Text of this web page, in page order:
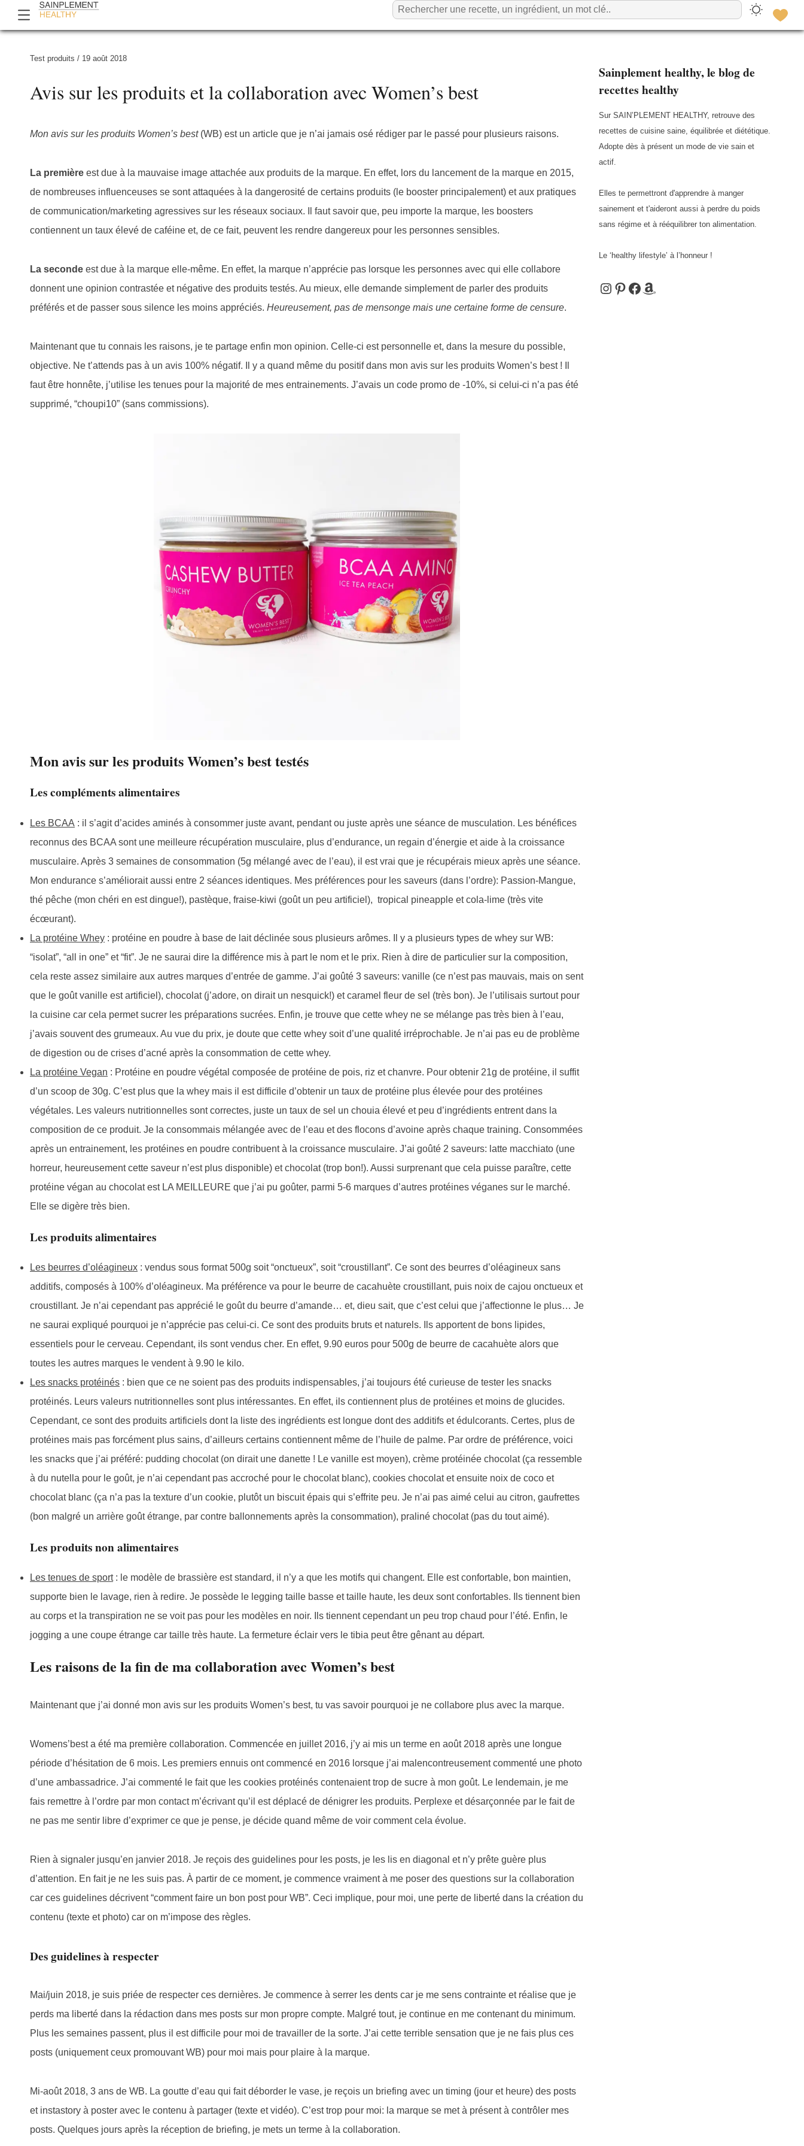
Test produits / 19 août 2018
Avis sur les produits et la collaboration avec Women’s best
Mon avis sur les produits Women’s best(WB) est un article que je n’ai jamais osé rédiger par le passé pour plusieurs raisons.
La première est due à la mauvaise image attachée aux produits de la marque. En effet, lors du lancement de la marque en 2015,
de nombreuses influenceuses se sont attaquées à la dangerosité de certains produits (le booster principalement) et aux pratiques
de communication/marketing agressives sur les réseaux sociaux. Il faut savoir que, peu importe la marque, les boosters
contiennent un taux élevé de caféine et, de ce fait, peuvent les rendre dangereux pour les personnes sensibles.
La seconde est due à la marque elle-même. En effet, la marque n’apprécie pas lorsque les personnes avec qui elle collabore
donnent une opinion contrastée et négative des produits testés. Au mieux, elle demande simplement de parler des produits
préférés et de passer sous silence les moins appréciés. Heureusement, pas de mensonge mais une certaine forme de censure.
Maintenant que tu connais les raisons, je te partage enfin mon opinion. Celle-ci est personnelle et, dans la mesure du possible,
objective. Ne t’attends pas à un avis 100% négatif. Il y a quand même du positif dans mon avis sur les produits Women’s best ! Il
faut être honnête, j’utilise les tenues pour la majorité de mes entrainements. J’avais un code promo de -10%, si celui-ci n’a pas été
supprimé, “choupi10” (sans commissions).
Mon avis sur les produits Women’s best testés
Les compléments alimentaires
Les BCAA : il s’agit d’acides aminés à consommer juste avant, pendant ou juste après une séance de musculation. Les bénéfices
reconnus des BCAA sont une meilleure récupération musculaire, plus d’endurance, un regain d’énergie et aide à la croissance
musculaire. Après 3 semaines de consommation (5g mélangé avec de l’eau), il est vrai que je récupérais mieux après une séance.
Mon endurance s’améliorait aussi entre 2 séances identiques. Mes préférences pour les saveurs (dans l’ordre): Passion-Mangue,
thé pêche (mon chéri en est dingue!), pastèque, fraise-kiwi (goût un peu artificiel), tropical pineapple et cola-lime (très vite
écœurant).
La protéine Whey : protéine en poudre à base de lait déclinée sous plusieurs arômes. Il y a plusieurs types de whey sur WB:
“isolat”, “all in one” et “fit”. Je ne saurai dire la différence mis à part le nom et le prix. Rien à dire de particulier sur la composition,
cela reste assez similaire aux autres marques d’entrée de gamme. J’ai goûté 3 saveurs: vanille (ce n’est pas mauvais, mais on sent
que le goût vanille est artificiel), chocolat (j’adore, on dirait un nesquick!) et caramel fleur de sel (très bon). Je l’utilisais surtout pour
la cuisine car cela permet sucrer les préparations sucrées. Enfin, je trouve que cette whey ne se mélange pas très bien à l’eau,
j’avais souvent des grumeaux. Au vue du prix, je doute que cette whey soit d’une qualité irréprochable. Je n’ai pas eu de problème
de digestion ou de crises d’acné après la consommation de cette whey.
La protéine Vegan : Protéine en poudre végétal composée de protéine de pois, riz et chanvre. Pour obtenir 21g de protéine, il suffit
d’un scoop de 30g. C’est plus que la whey mais il est difficile d’obtenir un taux de protéine plus élevée pour des protéines
végétales. Les valeurs nutritionnelles sont correctes, juste un taux de sel un chouia élevé et peu d’ingrédients entrent dans la
composition de ce produit. Je la consommais mélangée avec de l’eau et des flocons d’avoine après chaque training. Consommées
après un entrainement, les protéines en poudre contribuent à la croissance musculaire. J’ai goûté 2 saveurs: latte macchiato (une
horreur, heureusement cette saveur n’est plus disponible) et chocolat (trop bon!). Aussi surprenant que cela puisse paraître, cette
protéine végan au chocolat est LA MEILLEURE que j’ai pu goûter, parmi 5-6 marques d’autres protéines véganes sur le marché.
Elle se digère très bien.
Les produits alimentaires
Les beurres d’oléagineux : vendus sous format 500g soit “onctueux”, soit “croustillant”. Ce sont des beurres d’oléagineux sans
additifs, composés à 100% d’oléagineux. Ma préférence va pour le beurre de cacahuète croustillant, puis noix de cajou onctueux et
croustillant. Je n’ai cependant pas apprécié le goût du beurre d’amande… et, dieu sait, que c’est celui que j’affectionne le plus… Je
ne saurai expliqué pourquoi je n’apprécie pas celui-ci. Ce sont des produits bruts et naturels. Ils apportent de bons lipides,
essentiels pour le cerveau. Cependant, ils sont vendus cher. En effet, 9.90 euros pour 500g de beurre de cacahuète alors que
toutes les autres marques le vendent à 9.90 le kilo.
Les snacks protéinés : bien que ce ne soient pas des produits indispensables, j’ai toujours été curieuse de tester les snacks
protéinés. Leurs valeurs nutritionnelles sont plus intéressantes. En effet, ils contiennent plus de protéines et moins de glucides.
Cependant, ce sont des produits artificiels dont la liste des ingrédients est longue dont des additifs et édulcorants. Certes, plus de
protéines mais pas forcément plus sains, d’ailleurs certains contiennent même de l’huile de palme. Par ordre de préférence, voici
les snacks que j’ai préféré: pudding chocolat (on dirait une danette ! Le vanille est moyen), crème protéinée chocolat (ça ressemble
à du nutella pour le goût, je n’ai cependant pas accroché pour le chocolat blanc), cookies chocolat et ensuite noix de coco et
chocolat blanc (ça n’a pas la texture d’un cookie, plutôt un biscuit épais qui s’effrite peu. Je n’ai pas aimé celui au citron, gaufrettes
(bon malgré un arrière goût étrange, par contre ballonnements après la consommation), praliné chocolat (pas du tout aimé).
Les produits non alimentaires
Les tenues de sport: le modèle de brassière est standard, il n’y a que les motifs qui changent. Elle est confortable, bon maintien,
supporte bien le lavage, rien à redire. Je possède le legging taille basse et taille haute, les deux sont confortables. Ils tiennent bien
au corps et la transpiration ne se voit pas pour les modèles en noir. Ils tiennent cependant un peu trop chaud pour l’été. Enfin, le
jogging a une coupe étrange car taille très haute. La fermeture éclair vers le tibia peut être gênant au départ.
Les raisons de la fin de ma collaboration avec Women’s best
Maintenant que j’ai donné mon avis sur les produits Women’s best, tu vas savoir pourquoi je ne collabore plus avec la marque.
Womens’best a été ma première collaboration. Commencée en juillet 2016, j’y ai mis un terme en août 2018 après une longue
période d’hésitation de 6 mois. Les premiers ennuis ont commencé en 2016 lorsque j’ai malencontreusement commenté une photo
d’une ambassadrice. J’ai commenté le fait que les cookies protéinés contenaient trop de sucre à mon goût. Le lendemain, je me
fais remettre à l’ordre par mon contact m’écrivant qu’il est déplacé de dénigrer les produits. Perplexe et désarçonnée par le fait de
ne pas me sentir libre d’exprimer ce que je pense, je décide quand même de voir comment cela évolue.
Rien à signaler jusqu’en janvier 2018. Je reçois des guidelines pour les posts, je les lis en diagonal et n’y prête guère plus
d’attention. En fait je ne les suis pas. À partir de ce moment, je commence vraiment à me poser des questions sur la collaboration
car ces guidelines décrivent “comment faire un bon post pour WB”. Ceci implique, pour moi, une perte de liberté dans la création du
contenu (texte et photo) car on m’impose des règles.
Des guidelines à respecter
Mai/juin 2018, je suis priée de respecter ces dernières. Je commence à serrer les dents car je me sens contrainte et réalise que je
perds ma liberté dans la rédaction dans mes posts sur mon propre compte. Malgré tout, je continue en me contenant du minimum.
Plus les semaines passent, plus il est difficile pour moi de travailler de la sorte. J’ai cette terrible sensation que je ne fais plus ces
posts (uniquement ceux promouvant WB) pour moi mais pour plaire à la marque.
Mi-août 2018, 3 ans de WB. La goutte d’eau qui fait déborder le vase, je reçois un briefing avec un timing (jour et heure) des posts
et instastory à poster avec le contenu à partager (texte et vidéo). C’est trop pour moi: la marque se met à présent à contrôler mes
posts. Quelques jours après la réception de briefing, je mets un terme à la collaboration.
Sainplement healthy, le blog de
recettes healthy
Sur SAIN’PLEMENT HEALTHY, retrouve des
recettes de cuisine saine, équilibrée et diététique.
Adopte dès à présent un mode de vie sain et
actif.
Elles te permettront d'apprendre à manger
sainement et t'aideront aussi à perdre du poids
sans régime et à rééquilibrer ton alimentation.
Le ‘healthy lifestyle’ à l’honneur !
Instagram
Pinterest
Facebook
Amazon